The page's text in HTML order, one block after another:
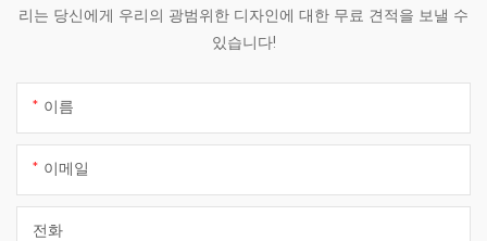
리는 당신에게 우리의 광범위한 디자인에 대한 무료 견적을 보낼 수
있습니다!
이름
이메일
전화